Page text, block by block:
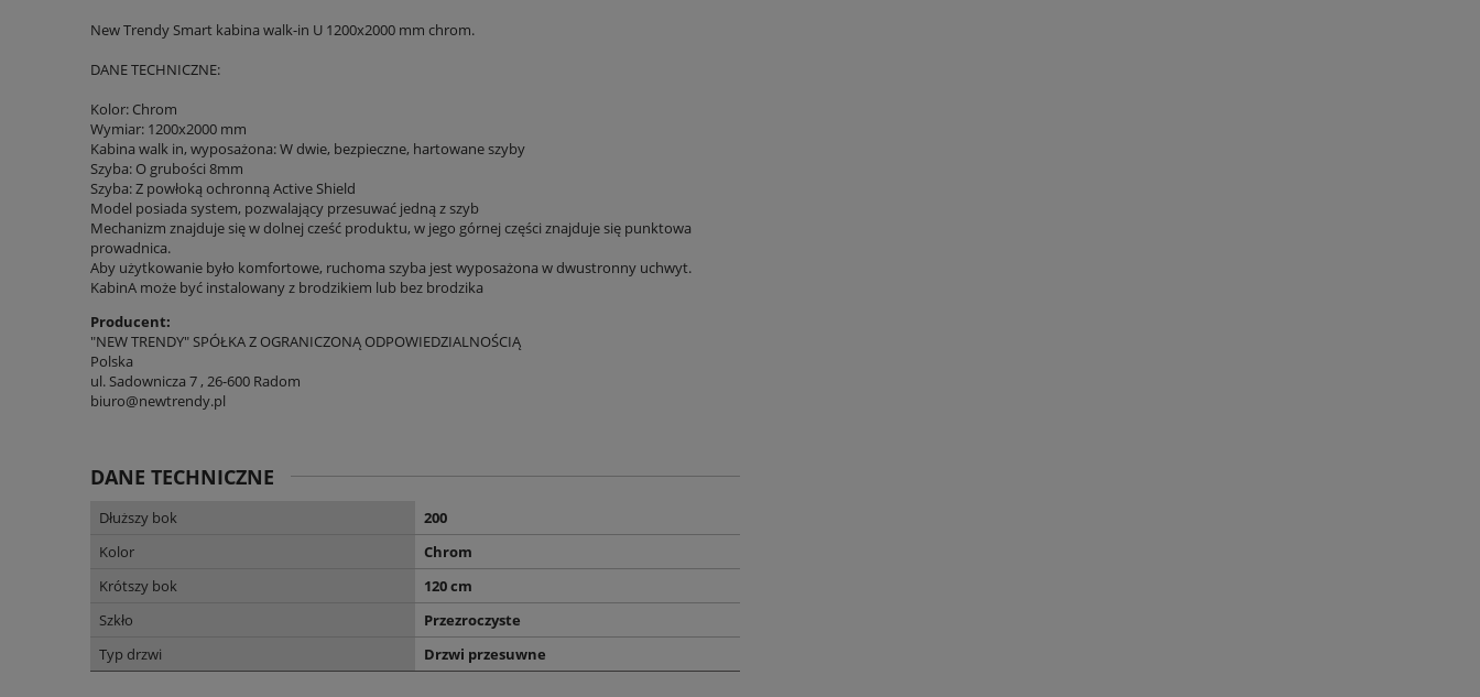
New Trendy Smart kabina walk-in U 1200x2000 mm chrom.
DANE TECHNICZNE:
Kolor: Chrom
Wymiar: 1200x2000 mm
Kabina walk in, wyposażona: W dwie, bezpieczne, hartowane szyby
Szyba: O grubości 8mm
Szyba: Z powłoką ochronną Active Shield
Model posiada system, pozwalający przesuwać jedną z szyb
Mechanizm znajduje się w dolnej cześć produktu, w jego górnej części znajduje się punktowa
prowadnica.
Aby użytkowanie było komfortowe, ruchoma szyba jest wyposażona w dwustronny uchwyt.
KabinA może być instalowany z brodzikiem lub bez brodzika
Producent:
"NEW TRENDY" SPÓŁKA Z OGRANICZONĄ ODPOWIEDZIALNOŚCIĄ
Polska
ul. Sadownicza 7 , 26-600 Radom
biuro@newtrendy.pl
DANE TECHNICZNE
Dłuższy bok
200
Kolor
Chrom
Krótszy bok
120 cm
Szkło
Przezroczyste
Typ drzwi
Drzwi przesuwne